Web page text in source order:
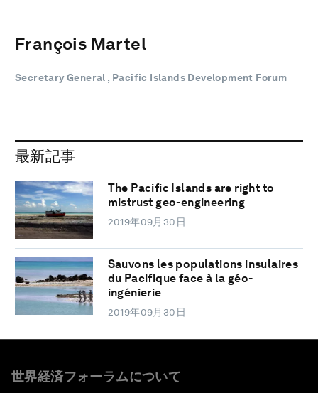
François Martel
Secretary General , Pacific Islands Development Forum
最新記事
The Pacific Islands are right to
mistrust geo-engineering
2019年09月30日
Sauvons les populations insulaires
du Pacifique face à la géo-
ingénierie
2019年09月30日
世界経済フォーラムについて